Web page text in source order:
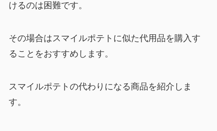
けるのは困難です。
その場合はスマイルポテトに似た代用品を購入す
ることをおすすめします。
スマイルポテトの代わりになる商品を紹介しま
す。